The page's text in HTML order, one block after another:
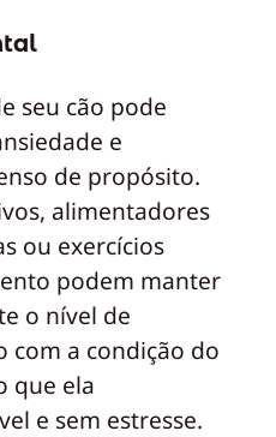
seu cão pode
e
de propósito.
alimentadores
ou exercícios
podem manter
o nível de
com a condição do
que ela
e sem estresse.